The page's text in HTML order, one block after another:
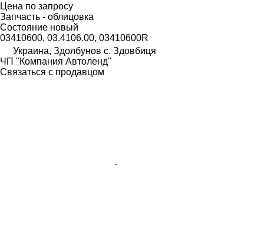
Цена по запросу
Запчасть - облицовка
Состояние новый
03410600, 03.4106.00, 03410600R
Украина, Здолбунов с. Здовбиця
ЧП "Компания Автоленд"
Связаться с продавцом